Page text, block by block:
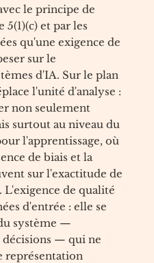
le principe de
et par les
qu'une exigence de
sur le
d'IA. Sur le plan
l'unité d'analyse :
non seulement
surtout au niveau du
l'apprentissage, où
de biais et la
sur l'exactitude de
de qualité
d'entrée : elle se
système —
décisions — qui ne
représentation